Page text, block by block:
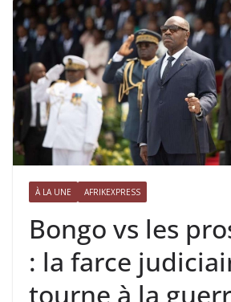
À LA UNE AFRIKEXPRESS
Bongo vs les
: la farce
tourne à la